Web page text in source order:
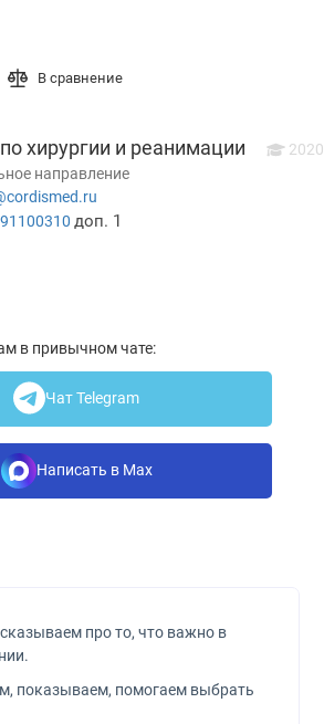
В сравнение
хирургии и реанимации 2020
направление
доп. 1
в привычном чате:
Чат Telegram
Написать в Max
про то, что важно в
показываем, помогаем выбрать